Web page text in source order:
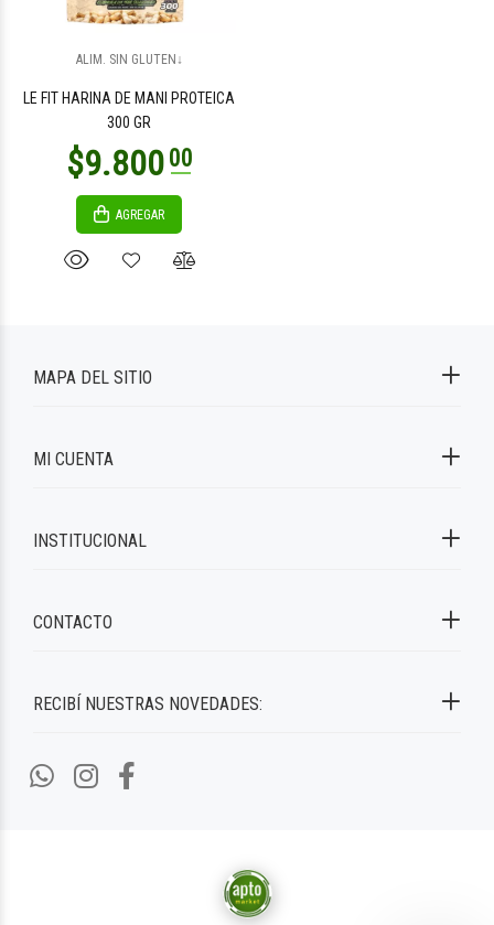
ALIM. SIN GLUTEN↓
LE FIT HARINA DE MANI PROTEICA
300 GR
AGREGAR
RECIBÍ NUESTRAS NOVEDADES:
MAPA DEL SITIO
MI CUENTA
INSTITUCIONAL
CONTACTO